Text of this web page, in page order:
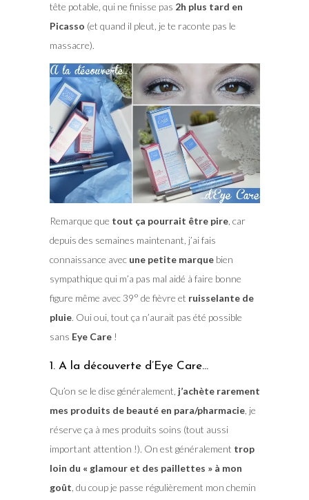
tête potable, qui ne finisse pas 2h plus tard en
Picasso (et quand il pleut, je te raconte pas le
massacre).
Remarque que tout ça pourrait être pire, car
depuis des semaines maintenant, j’ai fais
connaissance avec une petite marquebien
sympathique qui m’a pas mal aidé à faire bonne
figure même avec 39° de fièvre et ruisselante de
pluie. Oui oui, tout ça n’aurait pas été possible
sans Eye Care!
1. A la découverte d’Eye Care…
Qu’on se le dise généralement, j’achète rarement
mes produits de beauté en para/pharmacie, je
réserve ça à mes produits soins (tout aussi
important attention !). On est généralement trop
loin du « glamour et des paillettes » à mon
goût , du coup je passe régulièrement mon chemin